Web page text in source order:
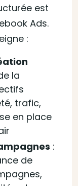
est
Ads.
:
la
trafic,
en place
:
de